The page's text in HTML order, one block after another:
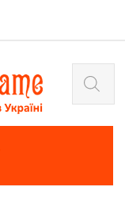
Поиск
товаров